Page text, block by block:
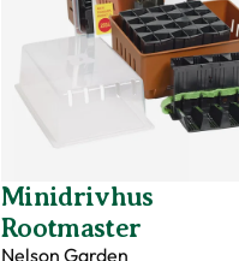
Minidrivhus
Rootmaster
Nelson Garden